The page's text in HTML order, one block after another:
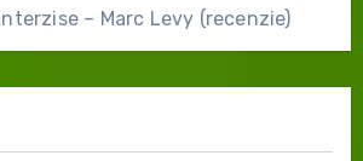
– Marc Levy (recenzie)